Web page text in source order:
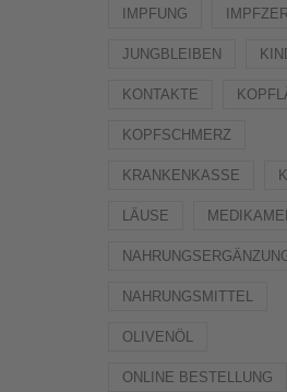
IMPFUNG
JUNGBLEIBEN
KONTAKTE
KOPFSCHMERZ
KRANKENKASSE
LÄUSE
NAHRUNGSMITTEL
OLIVENÖL
ONLINE BESTELLUNG